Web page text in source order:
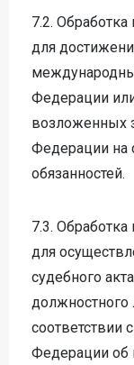
7.2.
для
Федерации
возложенных
Федерации на
обязанностей.
7.3.
для
судебного
соответствии
Федерации об